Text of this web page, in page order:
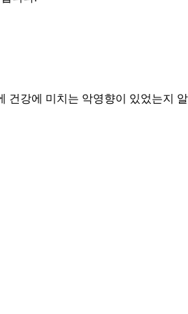
건강에 미치는 악영향이 있었는지